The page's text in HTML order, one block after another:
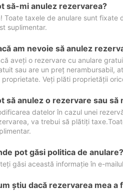
să-mi anulez rezervarea?
Toate taxele de anulare sunt
suplimentar.
am nevoie să anulez
aveți o rezervare cu anulare
sau are un preț nerambursabil,
proprietate. Veți plăti proprietății
să anulez o rezervare sau
datelor în cazul unei
va trebui să plătiți
pot găsi politica de anulare?
găsi această informație în e-
ştiu dacă rezervarea mea a